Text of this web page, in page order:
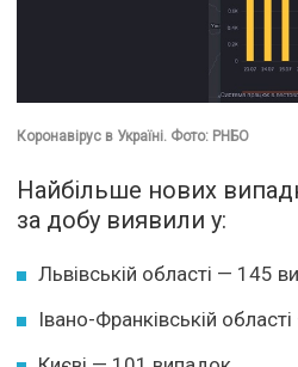
Коронавірус в Україні. Фото: РНБО
Найбільше нових
за добу виявили у:
Львівській області — 145
Івано-Франківській